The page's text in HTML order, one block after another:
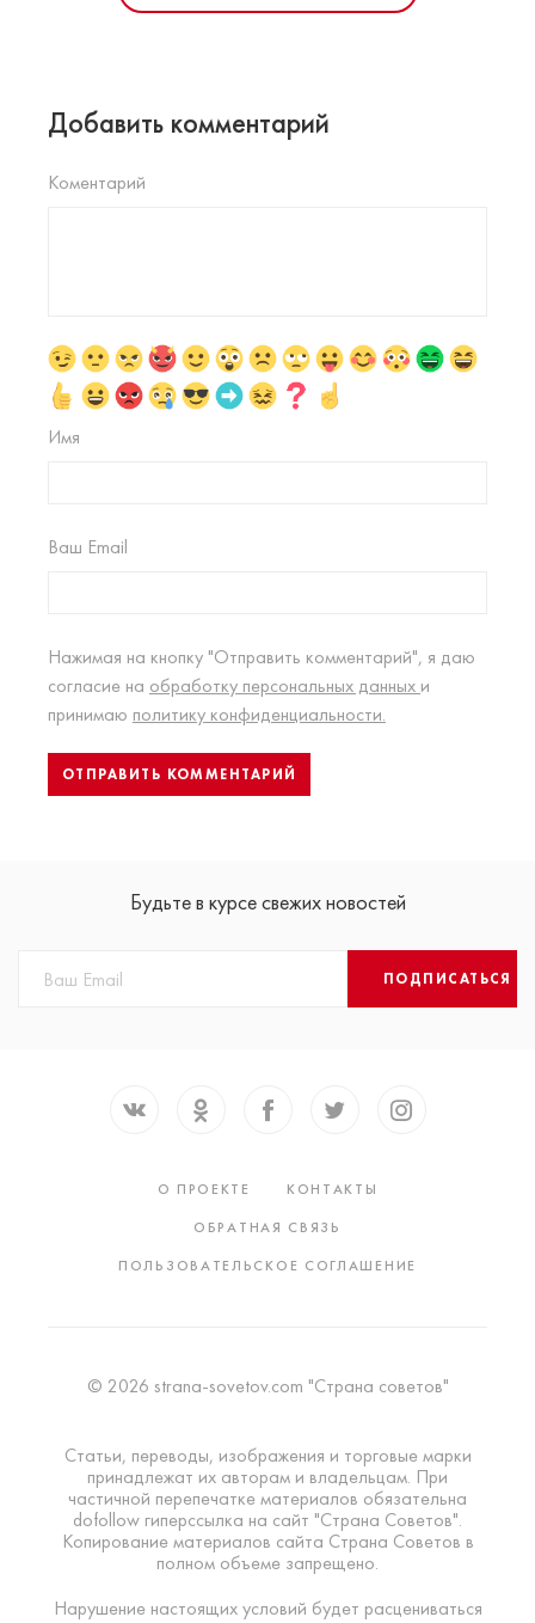
Добавить комментарий
Коментарий
Имя
Ваш Email
Нажимая на кнопку "Отправить комментарий", я даю
согласие на обработку персональных данных и
принимаю политику конфиденциальности.
Будьте в курсе свежих новостей
ПОДПИСАТЬСЯ
О ПРОЕКТЕ
КОНТАКТЫ
ОБРАТНАЯ СВЯЗЬ
ПОЛЬЗОВАТЕЛЬСКОЕ СОГЛАШЕНИЕ
© 2026 strana-sovetov.com "Страна советов"
Статьи, переводы, изображения и торговые марки
принадлежат их авторам и владельцам. При
частичной перепечатке материалов обязательна
dofollow гиперссылка на сайт "Страна Советов".
Копирование материалов сайта Страна Советов в
полном объеме запрещено.
Нарушение настоящих условий будет расцениваться